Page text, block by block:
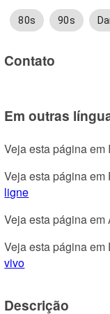
80s 90s
Contato
Em outras
Veja esta página em
Veja esta página em
ligne
Veja esta página em
Veja esta página em
vivo
Descrição